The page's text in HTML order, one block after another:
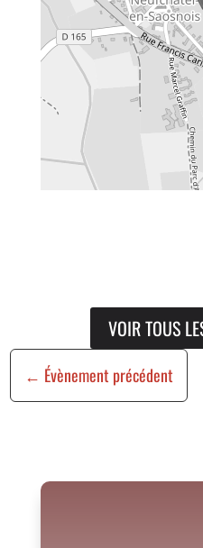
VOIR TOUS
← Évènement précédent